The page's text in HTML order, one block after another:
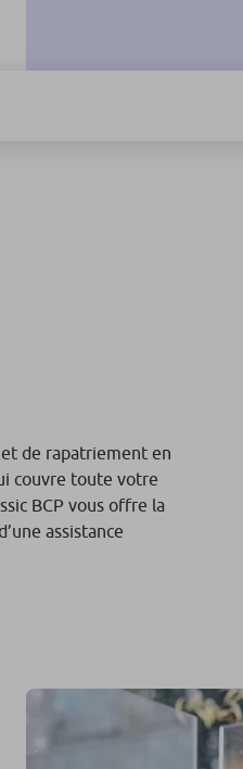
de rapatriement en
couvre toute votre
BCP vous offre la
assistance